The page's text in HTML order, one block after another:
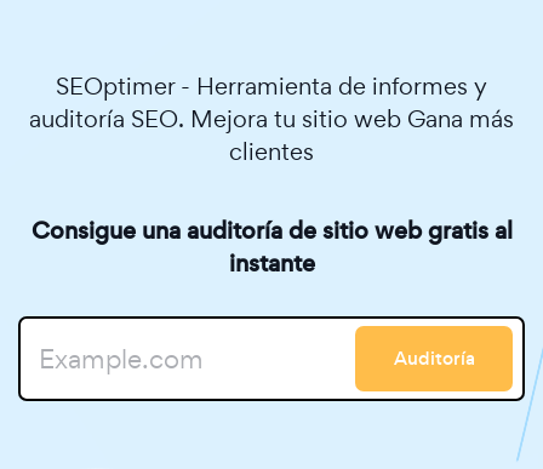
SEOptimer - Herramienta de informes y
auditoría SEO. Mejora tu sitio web Gana más
clientes
Consigue una auditoría de sitio web gratis al
instante
Auditoría